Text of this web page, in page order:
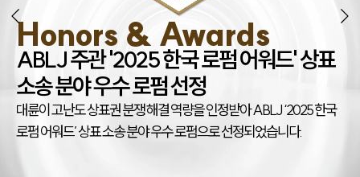
Honors & Awards
ABLJ 주관 '2025 한국 로펌 어워드' 상표
소송 분야 우수 로펌 선정
대륜이 고난도 상표권 분쟁 해결 역량을 인정받아 ABLJ ‘2025 한국
로펌 어워드’ 상표 소송 분야 우수 로펌으로 선정되었습니다.